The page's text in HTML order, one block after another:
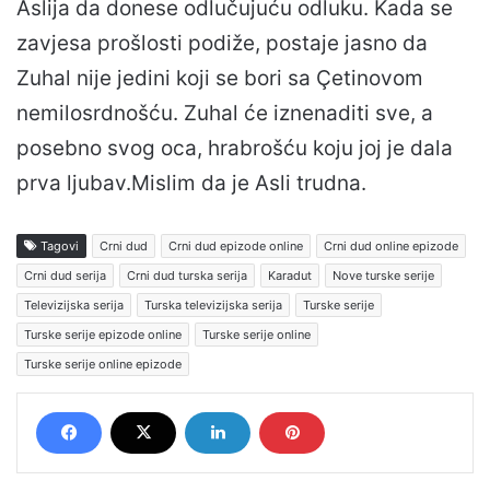
Aslija da donese odlučujuću odluku. Kada se
zavjesa prošlosti podiže, postaje jasno da
Zuhal nije jedini koji se bori sa Çetinovom
nemilosrdnošću. Zuhal će iznenaditi sve, a
posebno svog oca, hrabrošću koju joj je dala
prva ljubav.Mislim da je Asli trudna.
Tagovi Crni dud Crni dud epizode online
Crni dud online epizode
Crni dud serija
Crni dud turska serija Karadut
Nove turske serije
Televizijska serija
Turska televizijska serija
Turske serije
Turske serije epizode online
Turske serije online
Turske serije online epizode